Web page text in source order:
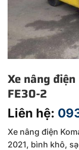
Xe nâng
FE30-2
Liên hệ:
Xe nâng điện
2021, bình khô,